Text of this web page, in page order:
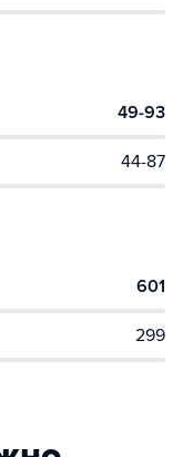
49-93
44-87
601
299